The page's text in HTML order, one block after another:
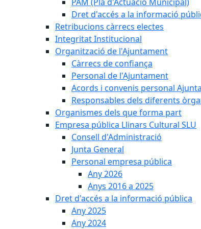
Dret d'accés a la informació
Retribucions càrrecs electes
Integritat Institucional
Organització de l'Ajuntament
Càrrecs de confiança
Personal de l'Ajuntament
Acords i convenis personal
Responsables dels diferents
Organismes dels que forma part
Empresa pública Llinars Cultural SLU
Consell d'Administració
Junta General
Personal empresa pública
Any 2026
Anys 2016 a 2025
Dret d'accés a la informació pública
Any 2025
Any 2024